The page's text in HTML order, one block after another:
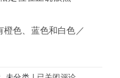
橙色、蓝色和白色／